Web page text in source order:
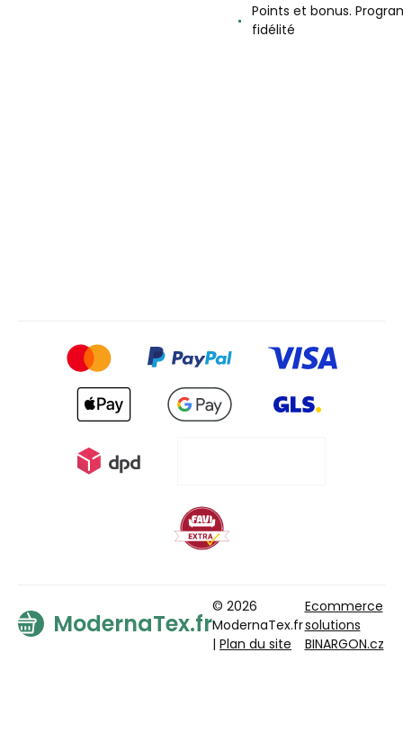
Points et bonus.
fidélité
ModernaTex.fr
© 2026
ModernaTex.fr
| Plan du site
Ecommerce
solutions
BINARGON.cz